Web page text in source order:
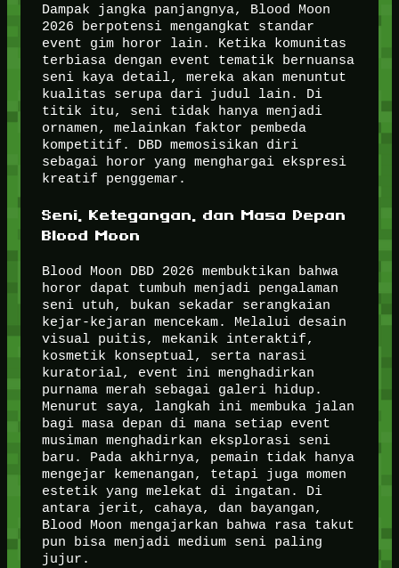
Dampak jangka panjangnya, Blood Moon
2026 berpotensi mengangkat standar
event gim horor lain. Ketika komunitas
terbiasa dengan event tematik bernuansa
seni kaya detail, mereka akan menuntut
kualitas serupa dari judul lain. Di
titik itu, seni tidak hanya menjadi
ornamen, melainkan faktor pembeda
kompetitif. DBD memosisikan diri
sebagai horor yang menghargai ekspresi
kreatif penggemar.
Seni, Ketegangan, dan Masa Depan
Blood Moon
Blood Moon DBD 2026 membuktikan bahwa
horor dapat tumbuh menjadi pengalaman
seni utuh, bukan sekadar serangkaian
kejar-kejaran mencekam. Melalui desain
visual puitis, mekanik interaktif,
kosmetik konseptual, serta narasi
kuratorial, event ini menghadirkan
purnama merah sebagai galeri hidup.
Menurut saya, langkah ini membuka jalan
bagi masa depan di mana setiap event
musiman menghadirkan eksplorasi seni
baru. Pada akhirnya, pemain tidak hanya
mengejar kemenangan, tetapi juga momen
estetik yang melekat di ingatan. Di
antara jerit, cahaya, dan bayangan,
Blood Moon mengajarkan bahwa rasa takut
pun bisa menjadi medium seni paling
jujur.